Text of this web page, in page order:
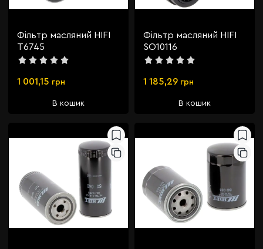
Фільтр масляний HIFI
T6745
1 001,15 грн
В кошик
Фільтр масляний HIFI
SO10116
1 185,29 грн
В кошик